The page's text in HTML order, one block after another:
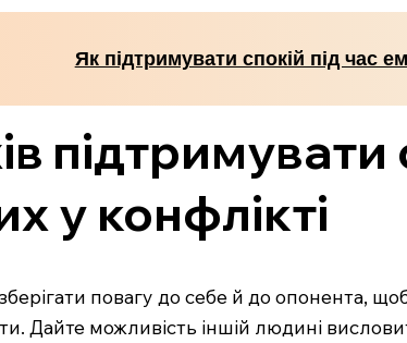
Як підтримувати спокій під час
у конфлікті
повагу до себе й до опонента,
Дайте можливість іншій людині